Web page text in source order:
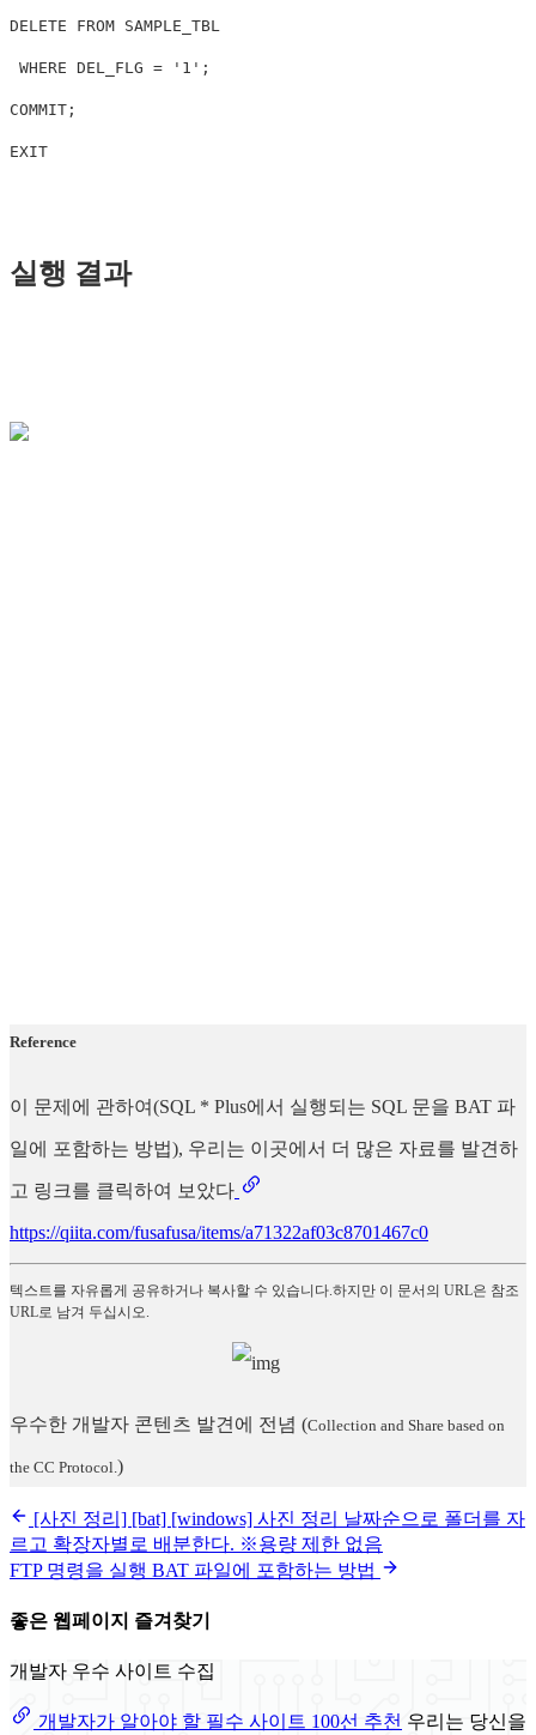
DELETE FROM SAMPLE_TBL
WHERE DEL_FLG = '1';
COMMIT;
실행 결과
Reference
이 문제에 관하여(SQL * Plus에서 실행되는 SQL 문을 BAT 파
일에 포함하는 방법), 우리는 이곳에서 더 많은 자료를 발견하
고 링크를 클릭하여 보았다
https://qiita.com/fusafusa/items/a71322af03c8701467c0
텍스트를 자유롭게 공유하거나 복사할 수 있습니다.하지만 이 문서의 URL은 참조
URL로 남겨 두십시오.
우수한 개발자 콘텐츠 발견에 전념 (Collection and Share based on
the CC Protocol. )
[사진 정리] [bat] [windows] 사진 정리 날짜순으로 폴더를 자
르고 확장자별로 배분한다. ※용량 제한 없음
FTP 명령을 실행 BAT 파일에 포함하는 방법
좋은 웹페이지 즐겨찾기
개발자 우수 사이트 수집
개발자가 알아야 할 필수 사이트 100선 추천 우리는 당신을